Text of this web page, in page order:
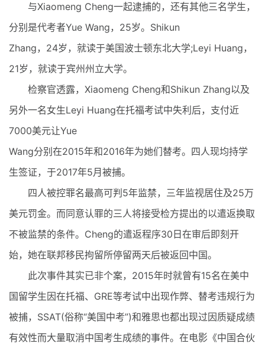
与Xiaomeng Cheng一起逮捕的，还有其他三名学生，
分别是代考者Yue Wang，25岁。Shikun
Zhang，24岁，就读于美国波士顿东北大学;Leyi Huang，
21岁，就读于宾州州立大学。
检察官透露，Xiaomeng Cheng和Shikun Zhang以及
另外一名女生Leyi Huang在托福考试中失利后，支付近
7000美元让Yue
Wang分别在2015年和2016年为她们替考。四人现均持学
生签证，于2017年5月被捕。
四人被控罪名最高可判5年监禁，三年监视居住及25万
美元罚金。而同意认罪的三人将接受检方提出的以遣返换取
不被监禁的条件。Cheng的遣返程序30日在审后即刻开
始，她在联邦移民拘留所停留两天后被返回中国。
此次事件其实已非个案，2015年时就曾有15名在美中
国留学生因在托福、GRE等考试中出现作弊、替考违规行为
被捕，SSAT(俗称“美国中考”)和雅思也都出现过因质疑成绩
有效性而大量取消中国考生成绩的事件。在电影《中国合伙